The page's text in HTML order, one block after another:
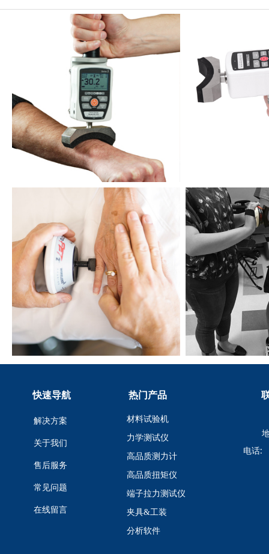
材料试验机
力学测试仪
高品质测力计
高品质扭矩仪
端子拉力测试仪
夹具&工装
分析软件
解决方案
关于我们
售后服务
常见问题
在线留言
快速导航 热门产品
电话: